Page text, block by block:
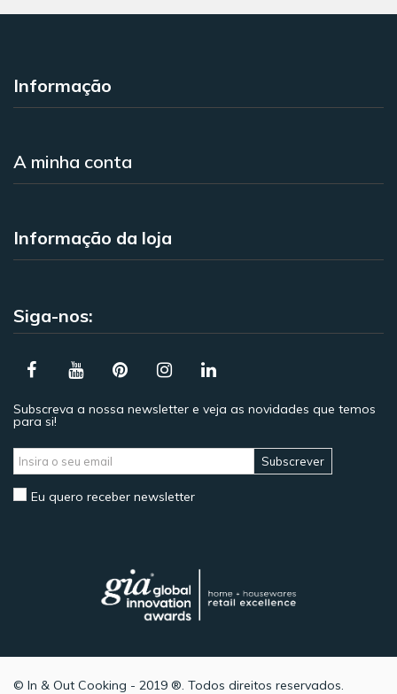
Informação
A minha conta
Informação da loja
Siga-nos:
Subscreva a nossa newsletter e veja as novidades que temos
para si!
Subscrever
Eu quero receber newsletter
© In & Out Cooking - 2019 ®. Todos direitos reservados.